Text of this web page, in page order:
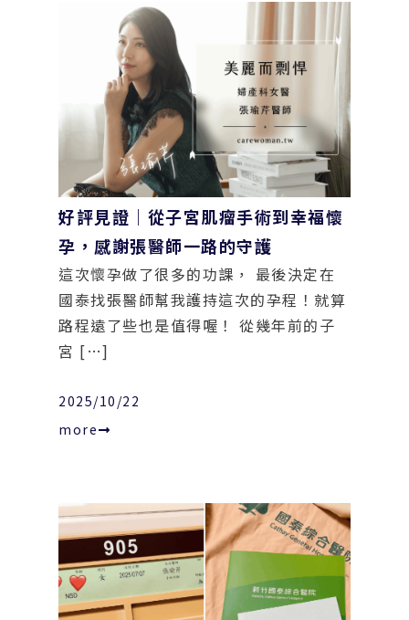
好評見證｜從子宮肌瘤手術到幸福懷
孕，感謝張醫師一路的守護
這次懷孕做了很多的功課， 最後決定在
國泰找張醫師幫我護持這次的孕程！就算
路程遠了些也是值得喔！ 從幾年前的子
宮 […]
2025/10/22
more